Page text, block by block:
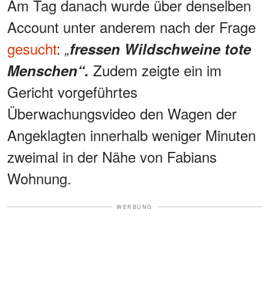
Am Tag danach wurde über denselben
Account unter anderem nach der Frage
gesucht: „fressen Wildschweine tote
Menschen“. Zudem zeigte ein im
Gericht vorgeführtes
Überwachungsvideo den Wagen der
Angeklagten innerhalb weniger Minuten
zweimal in der Nähe von Fabians
Wohnung.
WERBUNG